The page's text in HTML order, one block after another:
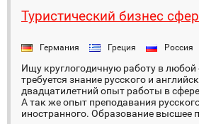
Туристический бизнес
Германия Греция Россия
Ищу круглогодичную работу в любой
требуется знание русского и
двадцатилетний опыт работы в
А так же опыт преподавания
иностранного. Образование высшее